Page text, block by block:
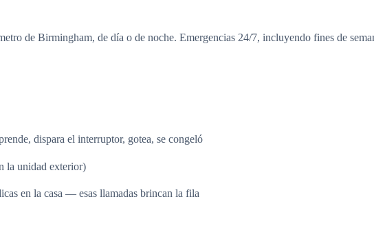
de Birmingham, de día o de noche. Emergencias 24/7, incluyendo fines de
dispara el interruptor, gotea, se congeló
la unidad exterior)
en la casa — esas llamadas brincan la fila